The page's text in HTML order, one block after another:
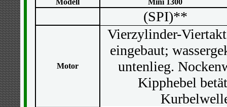
Modell Mini 1300
(SPI)**
Motor
Vierzylinder-
eingebaut;
untenlieg.
Kipphebel